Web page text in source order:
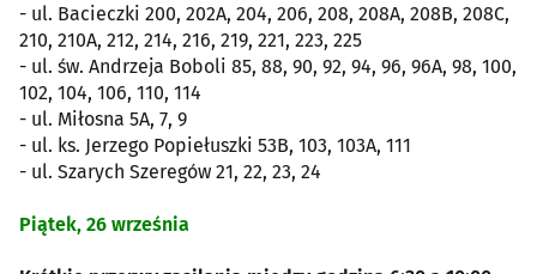
- ul. Bacieczki 200, 202A, 204, 206, 208, 208A, 208B, 208C,
210, 210A, 212, 214, 216, 219, 221, 223, 225
- ul. św. Andrzeja Boboli 85, 88, 90, 92, 94, 96, 96A, 98, 100,
102, 104, 106, 110, 114
- ul. Miłosna 5A, 7, 9
- ul. ks. Jerzego Popiełuszki 53B, 103, 103A, 111
- ul. Szarych Szeregów 21, 22, 23, 24
Piątek, 26 września